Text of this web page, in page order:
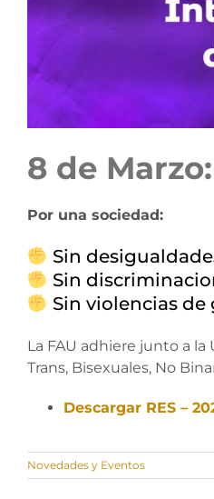
8 de
Por una sociedad:
Sin
Sin
Sin violencias de
La FAU adhiere junto a
Trans, Bisexuales, No
Descargar RES –
Novedades y Eventos